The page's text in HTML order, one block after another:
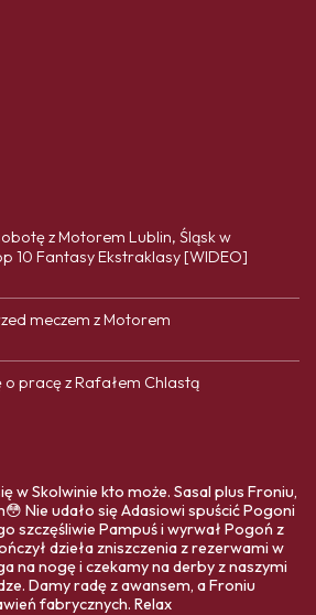
z Motorem Lublin, Śląsk w
10 Fantasy Ekstraklasy [WIDEO]
meczem z Motorem
pracę z Rafałem Chlastą
w Skolwinie kto może. Sasal plus Froniu,
Nie udało się Adasiowi spuścić Pogoni
szczęśliwie Pampuś i wyrwał Pogoń z
dzieła zniszczenia z rezerwami w
na nogę i czekamy na derby z naszymi
Damy radę z awansem, a Froniu
fabrycznych. Relax